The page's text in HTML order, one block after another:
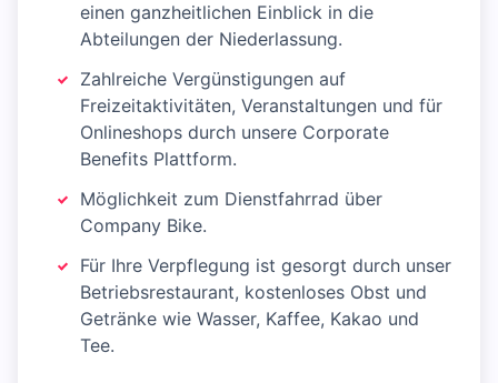
einen ganzheitlichen Einblick in die
Abteilungen der Niederlassung.
Zahlreiche Vergünstigungen auf
Freizeitaktivitäten, Veranstaltungen und für
Onlineshops durch unsere Corporate
Benefits Plattform.
Möglichkeit zum Dienstfahrrad über
Company Bike.
Für Ihre Verpflegung ist gesorgt durch unser
Betriebsrestaurant, kostenloses Obst und
Getränke wie Wasser, Kaffee, Kakao und
Tee.